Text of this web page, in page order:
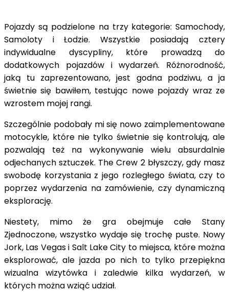
Pojazdy są podzielone na trzy kategorie: Samochody,
Samoloty i Łodzie. Wszystkie posiadają cztery
indywidualne dyscypliny, które prowadzą do
dodatkowych pojazdów i wydarzeń. Różnorodność,
jaką tu zaprezentowano, jest godna podziwu, a ja
świetnie się bawiłem, testując nowe pojazdy wraz ze
wzrostem mojej rangi.
Szczególnie podobały mi się nowo zaimplementowane
motocykle, które nie tylko świetnie się kontrolują, ale
pozwalają też na wykonywanie wielu absurdalnie
odjechanych sztuczek. The Crew 2 błyszczy, gdy masz
swobodę korzystania z jego rozległego świata, czy to
poprzez wydarzenia na zamówienie, czy dynamiczną
eksplorację.
Niestety, mimo że gra obejmuje całe Stany
Zjednoczone, wszystko wydaje się trochę puste. Nowy
Jork, Las Vegas i Salt Lake City to miejsca, które można
eksplorować, ale jazda po nich to tylko przepiękna
wizualna wizytówka i zaledwie kilka wydarzeń, w
których można wziąć udział.